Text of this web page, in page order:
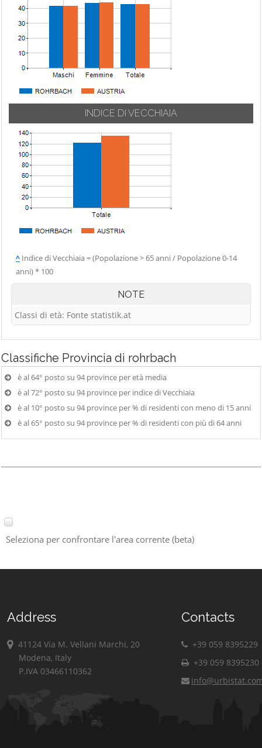
INDICE DI VECCHIAIA
^ Indice di Vecchiaia = (Popolazione > 65 anni / Popolazione 0-14
anni) * 100
NOTE
Classi di età: Fonte statistik.at
Classifiche Provincia di rohrbach
è al 64° posto su 94 province per età media
è al 72° posto su 94 province per indice di Vecchiaia
è al 10° posto su 94 province per % di residenti con meno di 15 anni
è al 65° posto su 94 province per % di residenti con più di 64 anni
Seleziona per confrontare l'area corrente (beta)
Address
41124 Via M. Vellani Marchi, 20
Modena, Italy
P.IVA 03466110362
Contacts
+39 059 8395229
+39 059 8395230